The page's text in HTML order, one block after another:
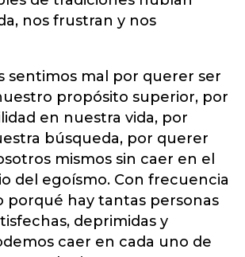
nos frustran y nos
sentimos mal por querer ser
propósito superior, por
en nuestra vida, por
búsqueda, por querer
mismos sin caer en el
del egoísmo. Con frecuencia
porqué hay tantas personas
deprimidas y
caer en cada uno de